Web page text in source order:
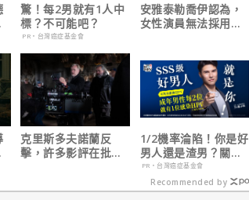
驚！每2男就有1人中
標？不可能吧？
PR・台灣癌症基金會
安雅泰勒喬伊認為，
女性演員無法採用方
克里斯多夫諾蘭反
擊，許多影評在批評
1/2機率淪陷！你是好
男人還是渣男？關鍵
在這
PR・台灣癌症基金會
Recommended by